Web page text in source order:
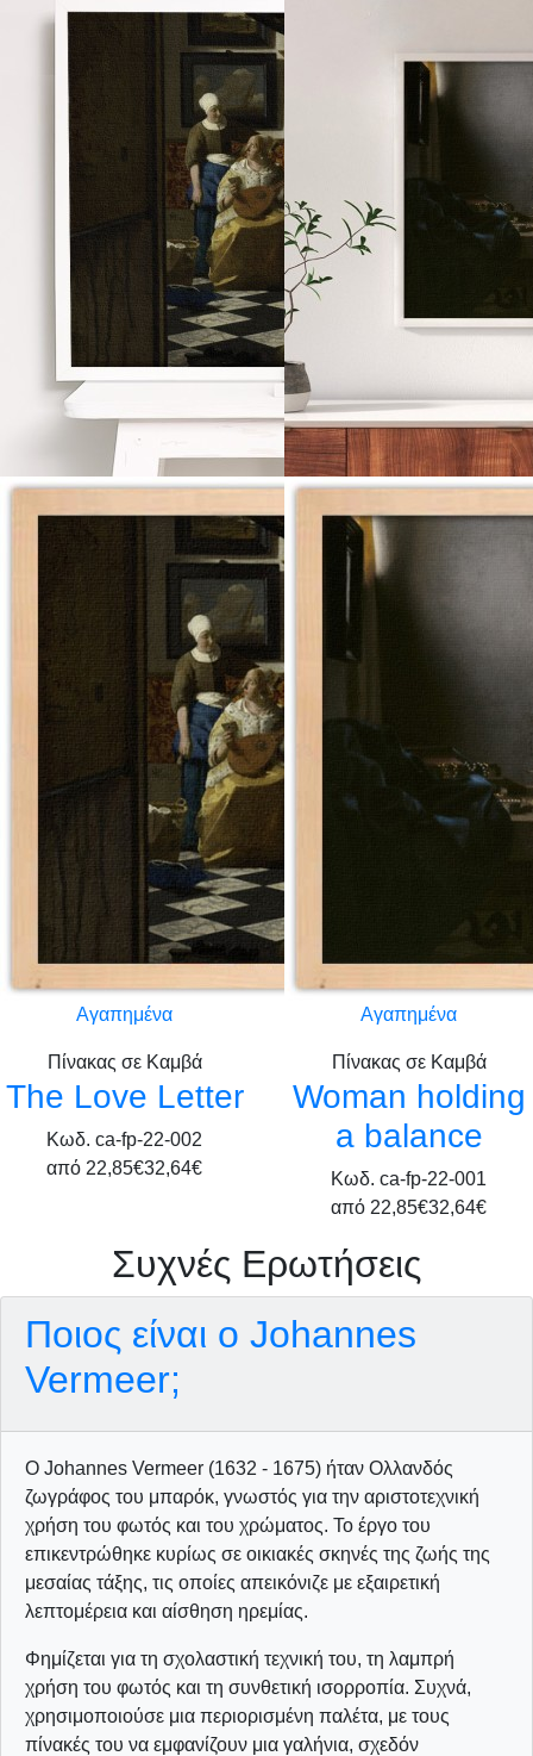
Αγαπημένα
Πίνακας σε Καμβά
The Love Letter
Κωδ. ca-fp-22-002
από 22,85€32,64€
Αγαπημένα
Πίνακας σε Καμβά
Woman holding
a balance
Κωδ. ca-fp-22-001
από 22,85€32,64€
Συχνές Ερωτήσεις
Ποιος είναι ο Johannes
Vermeer;
Ο Johannes Vermeer (1632 - 1675) ήταν Ολλανδός
ζωγράφος του μπαρόκ, γνωστός για την αριστοτεχνική
χρήση του φωτός και του χρώματος. Το έργο του
επικεντρώθηκε κυρίως σε οικιακές σκηνές της ζωής της
μεσαίας τάξης, τις οποίες απεικόνιζε με εξαιρετική
λεπτομέρεια και αίσθηση ηρεμίας.
Φημίζεται για τη σχολαστική τεχνική του, τη λαμπρή
χρήση του φωτός και τη συνθετική ισορροπία. Συχνά,
χρησιμοποιούσε μια περιορισμένη παλέτα, με τους
πίνακές του να εμφανίζουν μια γαλήνια, σχεδόν